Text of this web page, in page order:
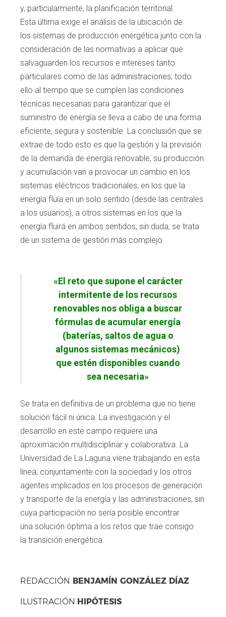
y, particularmente, la planificación territorial.
Esta última exige el análisis de la ubicación de
los sistemas de producción energética junto con la
consideración de las normativas a aplicar que
salvaguarden los recursos e intereses tanto
particulares como de las administraciones; todo
ello al tiempo que se cumplen las condiciones
técnicas necesarias para garantizar que el
suministro de energía se lleva a cabo de una forma
eficiente, segura y sostenible. La conclusión que se
extrae de todo esto es que la gestión y la previsión
de la demanda de energía renovable, su producción
y acumulación van a provocar un cambio en los
sistemas eléctricos tradicionales, en los que la
energía fluía en un solo sentido (desde las centrales
a los usuarios), a otros sistemas en los que la
energía fluirá en ambos sentidos; sin duda, se trata
de un sistema de gestión más complejo.
«El reto que supone el carácter
intermitente de los recursos
renovables nos obliga a buscar
fórmulas de acumular energía
(baterías, saltos de agua o
algunos sistemas mecánicos)
que estén disponibles cuando
sea necesaria»
Se trata en definitiva de un problema que no tiene
solución fácil ni única. La investigación y el
desarrollo en este campo requiere una
aproximación multidisciplinar y colaborativa. La
Universidad de La Laguna viene trabajando en esta
línea, conjuntamente con la sociedad y los otros
agentes implicados en los procesos de generación
y transporte de la energía y las administraciones, sin
cuya participación no sería posible encontrar
una solución óptima a los retos que trae consigo
la transición energética.
REDACCIÓN BENJAMÍN GONZÁLEZ DÍAZ
ILUSTRACIÓN HIPÓTESIS